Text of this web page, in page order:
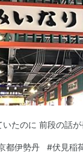
たのに 前段の話
都伊勢丹 #伏見稲